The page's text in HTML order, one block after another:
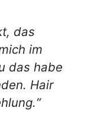
das
im
das habe
Hair